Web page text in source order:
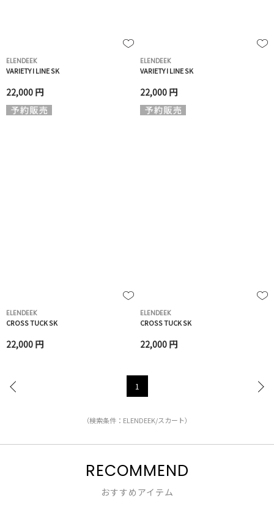
ELENDEEK
VARIETY I LINE SK
22,000 円
ELENDEEK
VARIETY I LINE SK
22,000 円
ELENDEEK
CROSS TUCK SK
22,000 円
ELENDEEK
CROSS TUCK SK
22,000 円
1
（検索条件：ELENDEEK/スカート）
RECOMMEND
おすすめアイテム